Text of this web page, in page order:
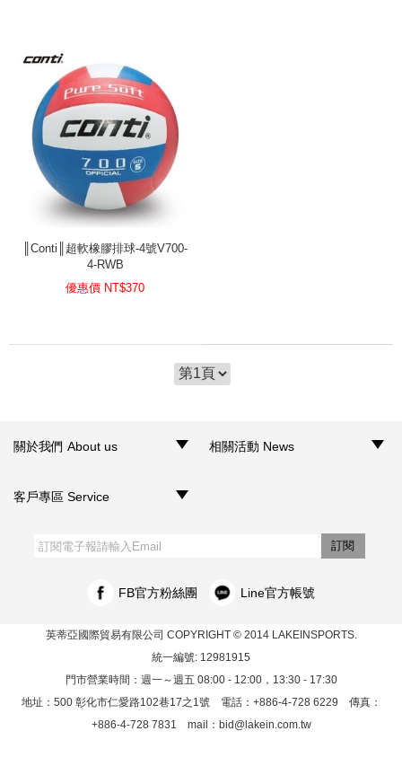
║Conti║超軟橡膠排球-4號V700-
4-RWB
優惠價 NT$370
關於我們 About us 相關活動 News
客戶專區 Service
訂閱
FB官方粉絲團 Line官方帳號
英蒂亞國際貿易有限公司 COPYRIGHT © 2014 LAKEINSPORTS.
統一編號: 12981915
門市營業時間：週一～週五 08:00 - 12:00，13:30 - 17:30
地址：500 彰化市仁愛路102巷17之1號 電話：+886-4-728 6229 傳真：
+886-4-728 7831 mail： bid@lakein.com.tw